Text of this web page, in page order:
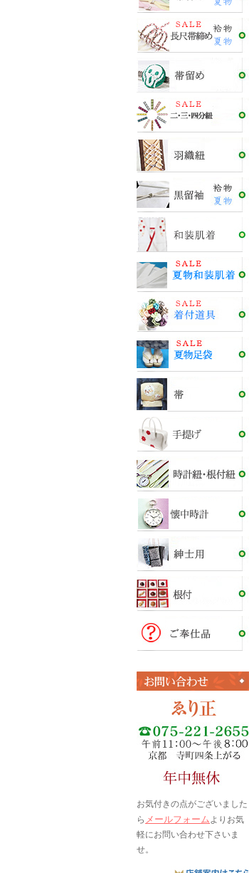
お気付きの点がございました
ら メールフォームよりお気
軽にお問い合わせ下さいま
せ。